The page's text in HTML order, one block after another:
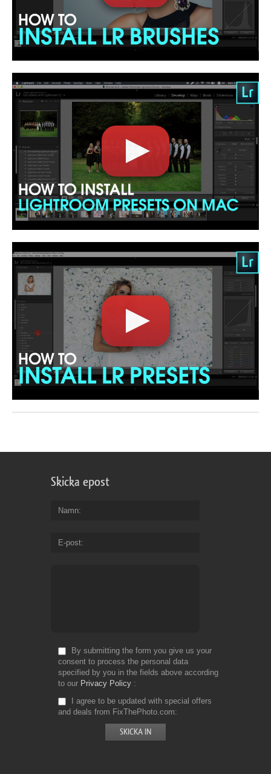
Skicka epost
Namn
E-post
By submitting the form you give us your
consent to process the personal data
specified by you in the fields above according
to our Privacy Policy
I agree to be updated with special offers
and deals from FixThePhoto.com